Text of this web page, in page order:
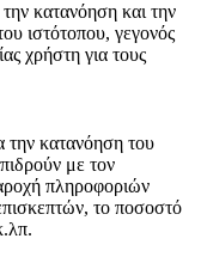
κατανόηση και την
ιστότοπου, γεγονός
χρήστη για τους
την κατανόηση του
με τον
πληροφοριών
το ποσοστό